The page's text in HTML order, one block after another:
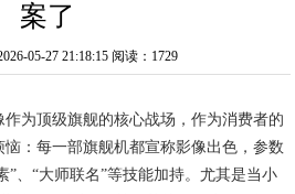
案了
05-27 21:18:15 阅读：1729
为顶级旗舰的核心战场，作为消费者的
：每一部旗舰机都宣称影像出色，参数
”、“大师联名”等技能加持。尤其是当小